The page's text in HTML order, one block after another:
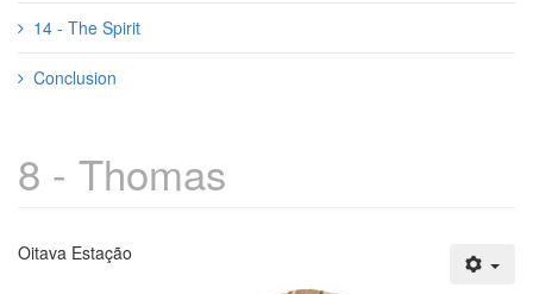
14 - The Spirit
Conclusion
8 - Thomas
Oitava Estação